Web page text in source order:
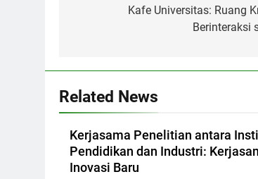
navigationKafe Universitas: Ruang
Berinteraksi
Related News
Kerjasama Penelitian antara
Pendidikan dan Industri:
Inovasi Baru